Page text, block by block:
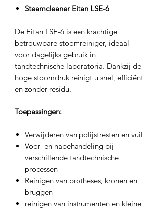
Steamcleaner Eitan LSE-6
De Eitan LSE-6 is een krachtige
betrouwbare stoomreiniger, ideaal
voor dagelijks gebruik in
tandtechnische laboratoria. Dankzij de
hoge stoomdruk reinigt u snel, efficiënt
en zonder residu.
Toepassingen:
Verwijderen van polijstresten en vuil
Voor- en nabehandeling bij
verschillende tandtechnische
processen
Reinigen van protheses, kronen en
bruggen
reinigen van instrumenten en kleine